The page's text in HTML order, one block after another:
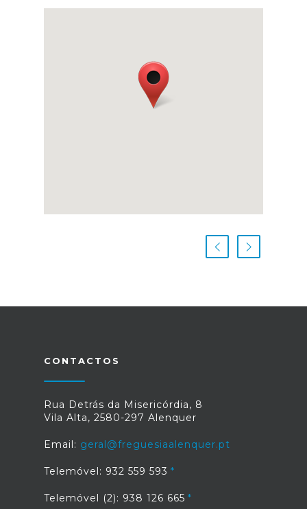
CONTACTOS
Rua Detrás da Misericórdia, 8
Vila Alta, 2580-297 Alenquer
Email: geral@freguesiaalenquer.pt
Telemóvel: 932 559 593
Telemóvel (2): 938 126 665